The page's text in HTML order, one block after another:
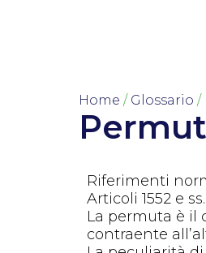
Home / Glossario /
Riferimenti
Articoli 1552 e
La permuta è il
contraente